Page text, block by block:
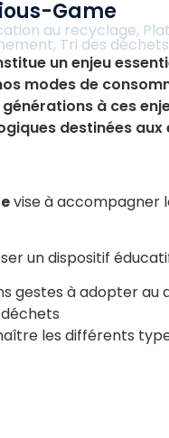
Game
au recyclage,
, Tri des déchets
un enjeu
modes de
à ces
destinées aux
vise à accompagner
un dispositif
gestes à adopter au
les différents